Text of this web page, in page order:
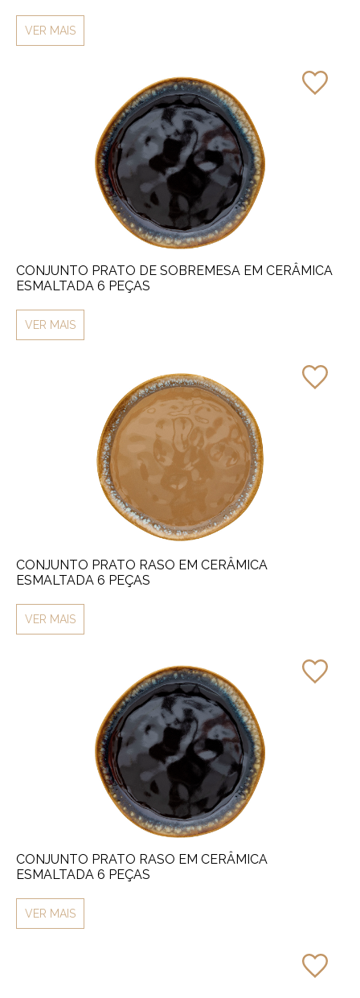
VER MAIS
CONJUNTO PRATO DE SOBREMESA EM CERÂMICA
ESMALTADA 6 PEÇAS
VER MAIS
CONJUNTO PRATO RASO EM CERÂMICA
ESMALTADA 6 PEÇAS
VER MAIS
CONJUNTO PRATO RASO EM CERÂMICA
ESMALTADA 6 PEÇAS
VER MAIS